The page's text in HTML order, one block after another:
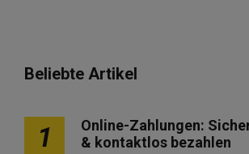
Beliebte Artikel
1
Online-Zahlungen:
& kontaktlos bezahlen